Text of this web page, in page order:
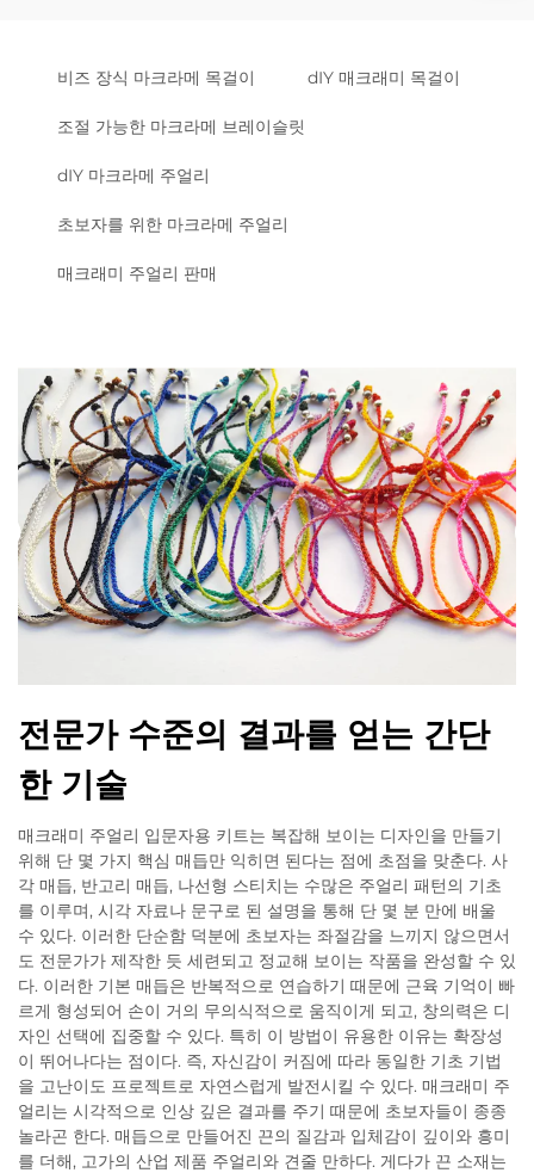
비즈 장식 마크라메 목걸이 dIY 매크래미 목걸이
조절 가능한 마크라메 브레이슬릿
dIY 마크라메 주얼리
초보자를 위한 마크라메 주얼리
매크래미 주얼리 판매
전문가 수준의 결과를 얻는 간단
한 기술
매크래미 주얼리 입문자용 키트는 복잡해 보이는 디자인을 만들기
위해 단 몇 가지 핵심 매듭만 익히면 된다는 점에 초점을 맞춘다. 사
각 매듭, 반고리 매듭, 나선형 스티치는 수많은 주얼리 패턴의 기초
를 이루며, 시각 자료나 문구로 된 설명을 통해 단 몇 분 만에 배울
수 있다. 이러한 단순함 덕분에 초보자는 좌절감을 느끼지 않으면서
도 전문가가 제작한 듯 세련되고 정교해 보이는 작품을 완성할 수 있
다. 이러한 기본 매듭은 반복적으로 연습하기 때문에 근육 기억이 빠
르게 형성되어 손이 거의 무의식적으로 움직이게 되고, 창의력은 디
자인 선택에 집중할 수 있다. 특히 이 방법이 유용한 이유는 확장성
이 뛰어나다는 점이다. 즉, 자신감이 커짐에 따라 동일한 기초 기법
을 고난이도 프로젝트로 자연스럽게 발전시킬 수 있다. 매크래미 주
얼리는 시각적으로 인상 깊은 결과를 주기 때문에 초보자들이 종종
놀라곤 한다. 매듭으로 만들어진 끈의 질감과 입체감이 깊이와 흥미
를 더해, 고가의 산업 제품 주얼리와 견줄 만하다. 게다가 끈 소재는